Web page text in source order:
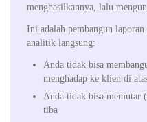
menghasilkannya, lalu
Ini adalah pembangun
analitik langsung:
Anda tidak bisa
menghadap ke klien di
Anda tidak bisa memutar
tiba